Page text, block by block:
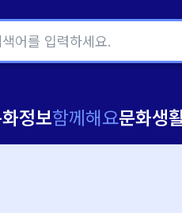
정보함께해요문화생